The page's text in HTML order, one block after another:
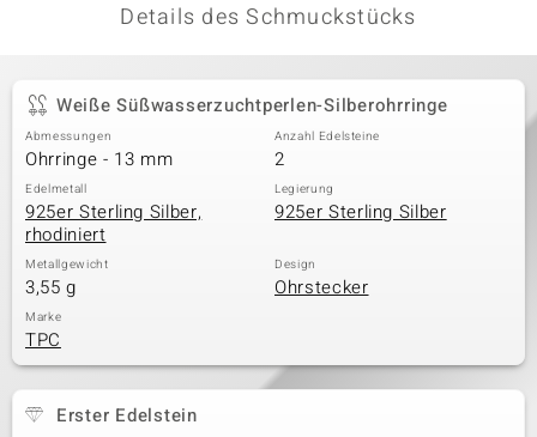
Classics
Details des Schmuckstücks
Weiße Süßwasserzuchtperlen-Silberohrringe
Abmessungen
Ohrringe - 13 mm
Anzahl Edelsteine
2
Edelmetall
925er Sterling Silber,
rhodiniert
Legierung
925er Sterling Silber
Metallgewicht
3,55 g
Design
Ohrstecker
Marke
TPC
Erster Edelstein